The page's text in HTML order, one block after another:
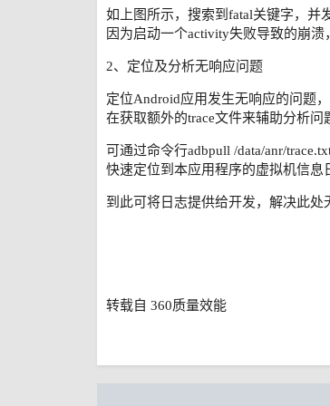
如上图所示，搜索到fatal关键字，并
因为启动一个activity失败导致的崩
2、定位及分析无响应问题
定位Android应用发生无响应的问题
在获取额外的trace文件来辅助分析问
可通过命令行adbpull /data/anr/
快速定位到本应用程序的虚拟机信息
到此可将日志提供给开发，解决此处
转载自 360质量效能